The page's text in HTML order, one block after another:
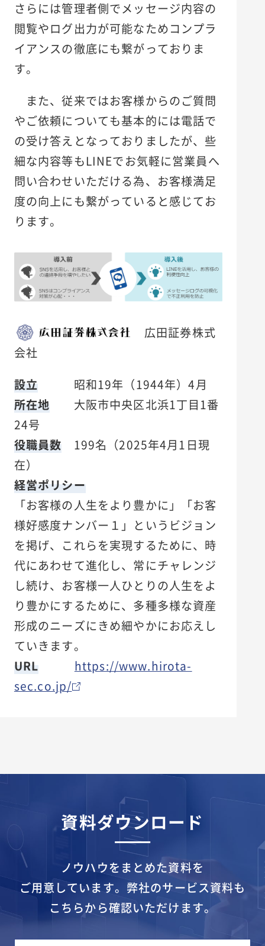
さらには管理者側でメッセージ内容の
閲覧やログ出力が可能なためコンプラ
イアンスの徹底にも繋がっておりま
す。
また、従来ではお客様からのご質問
やご依頼についても基本的には電話で
の受け答えとなっておりましたが、些
細な内容等もLINEでお気軽に営業員へ
問い合わせいただける為、お客様満足
度の向上にも繋がっていると感じてお
ります。
広田証券株式
会社
設立 昭和19年（1944年）4月
所在地 大阪市中央区北浜1丁目1番
24号
役職員数 199名（2025年4月1日現
在）
経営ポリシー
「お客様の人生をより豊かに」「お客
様好感度ナンバー１」というビジョン
を掲げ、これらを実現するために、時
代にあわせて進化し、常にチャレンジ
し続け、お客様一人ひとりの人生をよ
り豊かにするために、多種多様な資産
形成のニーズにきめ細やかにお応えし
ていきます。
URL
https://www.hirota-
sec.co.jp/
資料ダウンロード
ノウハウをまとめた資料を
ご用意しています。 弊社のサービス資料も
こちらから確認いただけます。